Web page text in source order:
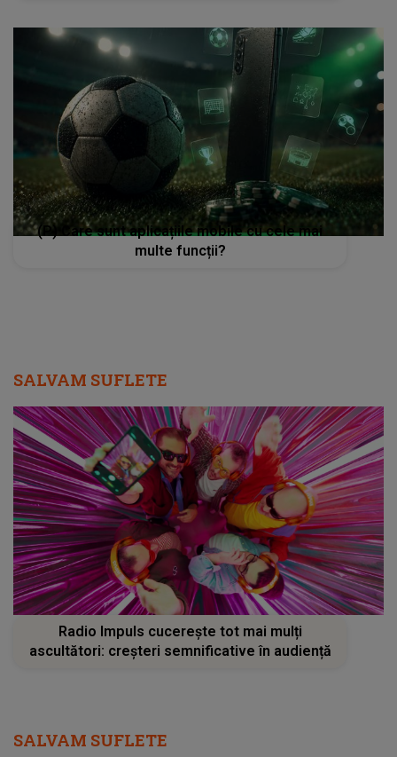
(P) Care sunt aplicațiile mobile cu cele mai
multe funcții?
SALVAM SUFLETE
Radio Impuls cucerește tot mai mulți
ascultători: creșteri semnificative în audiență
SALVAM SUFLETE